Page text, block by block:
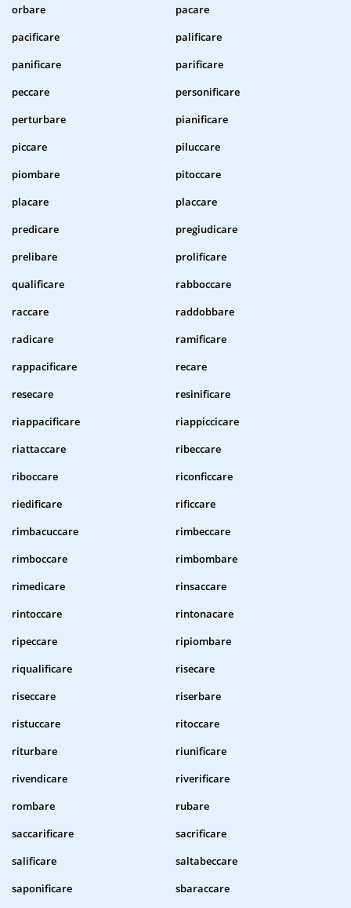
orbare
pacare
pacificare
palificare
panificare
parificare
peccare
personificare
perturbare
pianificare
piccare
piluccare
piombare
pitoccare
placare
placcare
predicare
pregiudicare
prelibare
prolificare
qualificare
rabboccare
raccare
raddobbare
radicare
ramificare
rappacificare
recare
resecare
resinificare
riappacificare
riappiccicare
riattaccare
ribeccare
riboccare
riconficcare
riedificare
rificcare
rimbacuccare
rimbeccare
rimboccare
rimbombare
rimedicare
rinsaccare
rintoccare
rintonacare
ripeccare
ripiombare
riqualificare
risecare
riseccare
riserbare
ristuccare
ritoccare
riturbare
riunificare
rivendicare
riverificare
rombare
rubare
saccarificare
sacrificare
salificare
saltabeccare
saponificare
sbaraccare